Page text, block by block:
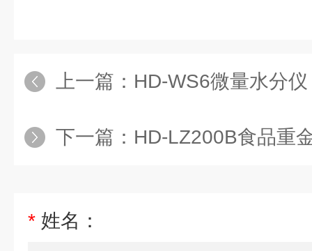
上一篇： HD-WS6微量水分仪
下一篇： HD-LZ200B食品重
* 姓名：